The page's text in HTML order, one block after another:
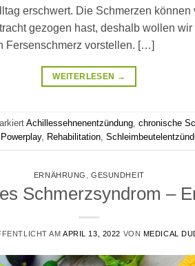
erschwert. Die Schmerzen
gezogen hast, deshalb wollen
Fersenschmerz vorstellen. […]
WEITERLESEN →
Achillessehnenentzündung chronische
Powerplay, Rehabilitation
ERNÄHRUNG ,GESUNDHEIT
Schmerzsyndrom –
AMAPRIL 13, 2022 VON MEDICAL